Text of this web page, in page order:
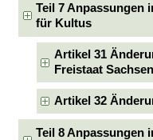
Teil 7 Anpassungen
für Kultus
Artikel 31
Freistaat Sachsen
Artikel 32
Teil 8 Anpassungen